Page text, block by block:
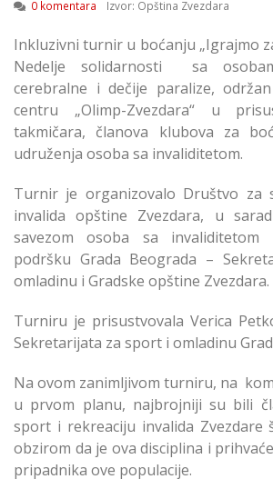
0 komentara
Izvor: Opština Zvezdara
Inkluzivni turnir u boćanju „Igrajmo
Nedelje solidarnosti sa
cerebralne i dečije paralize,
centru „Olimp-Zvezdara“ u
takmičara, članova klubova za
udruženja osoba sa invaliditetom.
Turnir je organizovalo Društvo za
invalida opštine Zvezdara, u
savezom osoba sa
podršku Grada Beograda –
omladinu i Gradske opštine Zvezdara.
Turniru je prisustvovala Verica
Sekretarijata za sport i omladinu
Na ovom zanimljivom turniru, na
u prvom planu, najbrojniji su bili
sport i rekreaciju invalida Zvezdare
obzirom da je ova disciplina i
pripadnika ove populacije.